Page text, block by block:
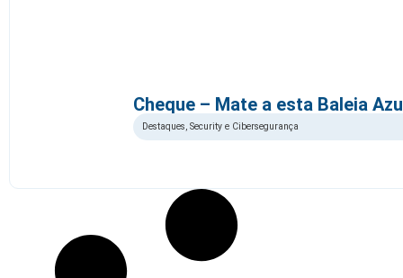
Cheque – Mate a esta Baleia
Destaques, Security e Cibersegurança